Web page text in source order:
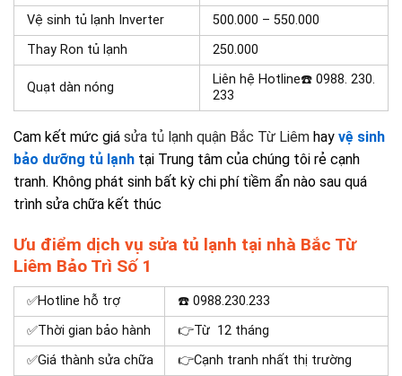
Vệ sinh tủ lạnh Inverter
500.000 – 550.000
Thay Ron tủ lạnh
250.000
Quạt dàn nóng
Liên hệ Hotline☎️ 0988. 230.
233
Cam kết mức giá sửa tủ lạnh quận Bắc Từ Liêm hay vệ sinh
bảo dưỡng tủ lạnh tại Trung tâm của chúng tôi rẻ cạnh
tranh. Không phát sinh bất kỳ chi phí tiềm ẩn nào sau quá
trình sửa chữa kết thúc
Ưu điểm dịch vụ sửa tủ lạnh tại nhà Bắc Từ
Liêm Bảo Trì Số 1
✅Hotline hỗ trợ
☎️ 0988.230.233
✅Thời gian bảo hành
👉Từ 12 tháng
✅Giá thành sửa chữa
👉Cạnh tranh nhất thị trường